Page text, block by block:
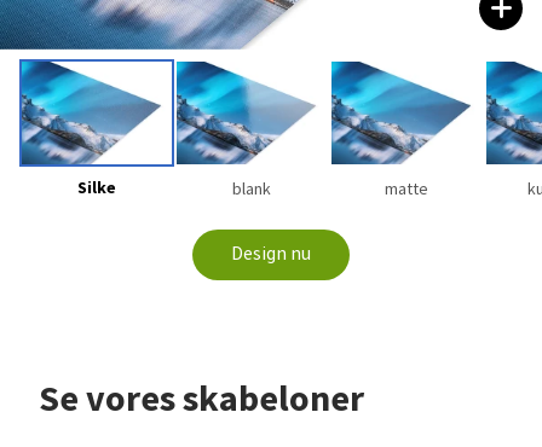
Silke blank matte
Design nu
Se vores skabeloner